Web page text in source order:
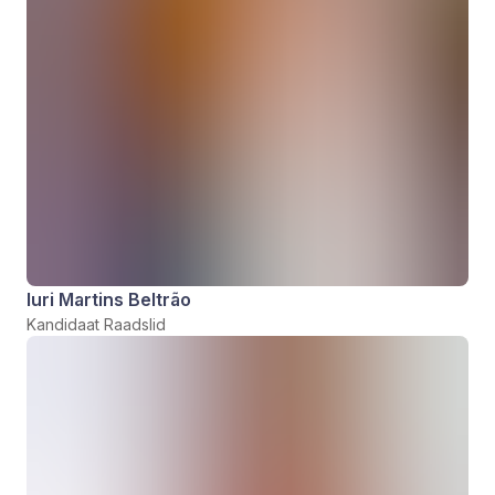
Iuri Martins Beltrão
Kandidaat Raadslid